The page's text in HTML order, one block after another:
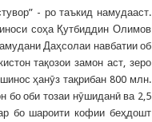
- ро таъкид намудааст.
соҳа Қутбиддин Олимов
Даҳсолаи навбатии об
тақозои замон аст, зеро
ҳанӯз тақрибан 800 млн.
бо оби тозаи нӯшиданӣ ва 2,5
бо шароити кофии беҳдошт